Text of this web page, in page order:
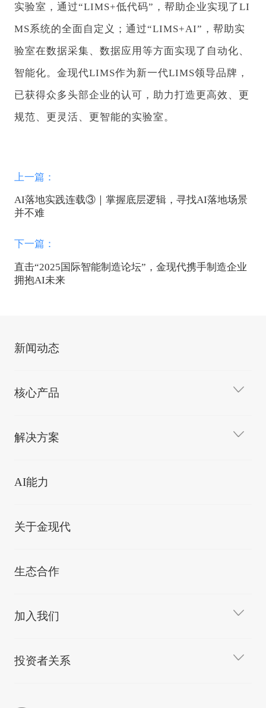
实验室，通过“LIMS+低代码”，帮助企业实现了LI
MS系统的全面自定义；通过“LIMS+AI”，帮助实
验室在数据采集、数据应用等方面实现了自动化、
智能化。金现代LIMS作为新一代LIMS领导品牌，
已获得众多头部企业的认可，助力打造更高效、更
规范、更灵活、更智能的实验室。
上一篇：
AI落地实践连载③｜掌握底层逻辑，寻找AI落地场景
并不难
下一篇：
直击“2025国际智能制造论坛”，金现代携手制造企业
拥抱AI未来
新闻动态
核心产品
解决方案
AI能力
关于金现代
生态合作
加入我们
投资者关系